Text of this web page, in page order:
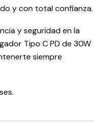
y con total confianza.
y seguridad en la
Tipo C PD de 30W
siempre